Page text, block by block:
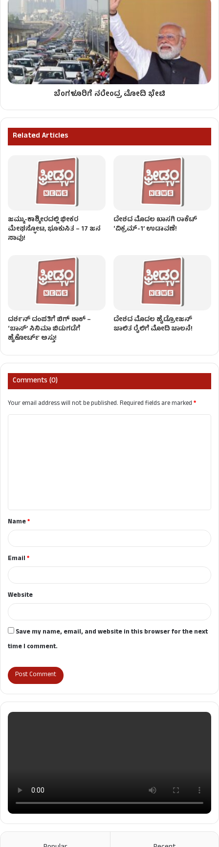
ಬೆಂಗಳೂರಿಗೆ ನರೇಂದ್ರ ಮೋದಿ ಭೇಟಿ
Related Articles
ಜಮ್ಮು-ಕಾಶ್ಮೀರದಲ್ಲಿ ಭೀಕರ
ಮೇಘಸ್ಫೋಟ, ಭೂಕುಸಿತ – 17 ಜನ
ಸಾವು!
ದೇಶದ ಮೊದಲ ಖಾಸಗಿ ರಾಕೆಟ್
‘ವಿಕ್ರಮ್-1’ ಉಡಾವಣೆ!
ದರ್ಶನ್‌ ದಂಪತಿಗೆ ಬಿಗ್ ಶಾಕ್ –
‘ಬಾಸ್’ ಸಿನಿಮಾ ಬಿಡುಗಡೆಗೆ
ಹೈಕೋರ್ಟ್ ಅಸ್ತು!
ದೇಶದ ಮೊದಲ ಹೈಡ್ರೋಜನ್‌
ಚಾಲಿತ ರೈಲಿಗೆ ಮೋದಿ ಚಾಲನೆ!
Comments (0)
Your email address will not be published.Required fields are marked*
t
*Name*
Email*
Website
Save my name, email, and website in this browser for the next
time I comment.